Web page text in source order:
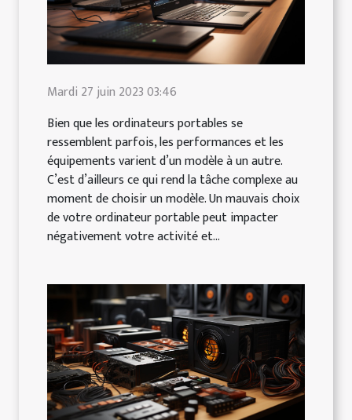
Mardi 27 juin 2023 03:46
Bien que les ordinateurs portables se
ressemblent parfois, les performances et les
équipements varient d’un modèle à un autre.
C’est d’ailleurs ce qui rend la tâche complexe au
moment de choisir un modèle. Un mauvais choix
de votre ordinateur portable peut impacter
négativement votre activité et...